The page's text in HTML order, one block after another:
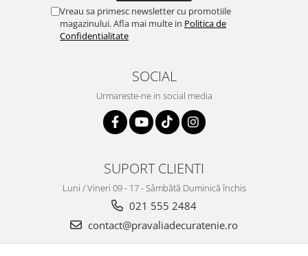
Vreau sa primesc newsletter cu promotiile
magazinului. Afla mai multe in Politica de
Confidentialitate
SOCIAL
Urmareste-ne in social media
SUPORT CLIENTI
Luni / Vineri 09 - 17 - Sâmbătă Duminică închis
021 555 2484
contact@pravaliadecuratenie.ro